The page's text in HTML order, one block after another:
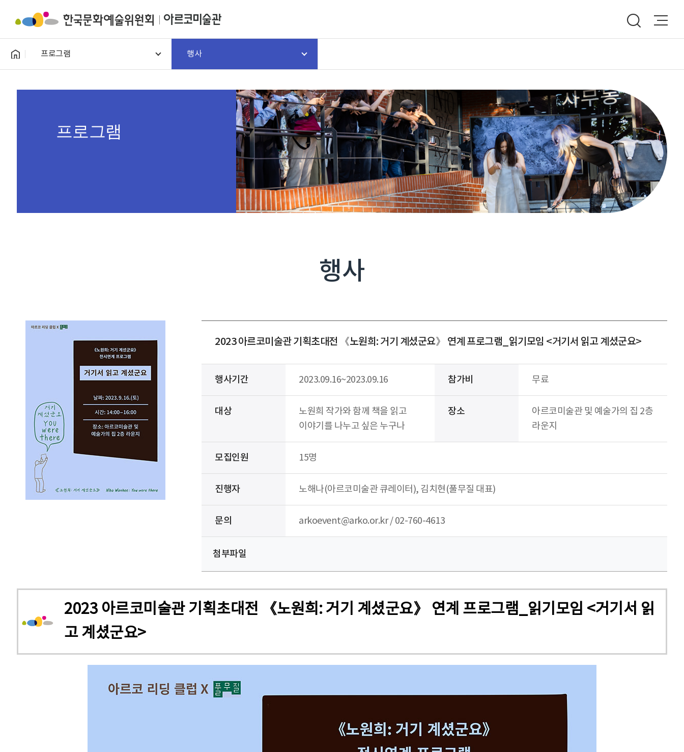
프로그램 행사
프로그램
행사
2023 아르코미술관 기획초대전 《노원희: 거기 계셨군요》 연계 프로그램_읽기모임 <거기서 읽고 계셨군요>
행사기간 2023.09.16~2023.09.16 참가비 무료
대상
노원희 작가와 함께 책을 읽고
이야기를 나누고 싶은 누구나
장소
아르코미술관 및 예술가의 집 2층
라운지
모집인원 15명
진행자 노해나(아르코미술관 큐레이터), 김치현(풀무질 대표)
문의 arkoevent@arko.or.kr / 02-760-4613
첨부파일
2023 아르코미술관 기획초대전 《노원희: 거기 계셨군요》 연계 프로그램_읽기모임 <거기서 읽
고 계셨군요>